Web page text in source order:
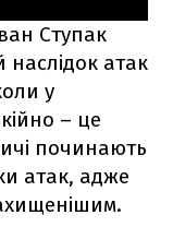
Ступак
атак
у
– це
починають
атак, адже